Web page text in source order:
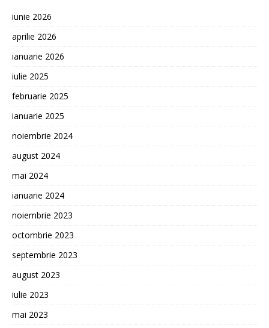
iunie 2026
aprilie 2026
ianuarie 2026
iulie 2025
februarie 2025
ianuarie 2025
noiembrie 2024
august 2024
mai 2024
ianuarie 2024
noiembrie 2023
octombrie 2023
septembrie 2023
august 2023
iulie 2023
mai 2023